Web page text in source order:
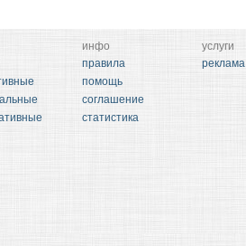
инфо
правила
помощь
соглашение
статистика
услуги
реклама